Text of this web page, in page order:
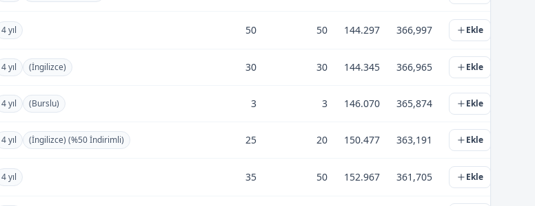
4 yıl 50 50 144.297 366,997 Ekle
4 yıl (İngilizce) 30 30 144.345 366,965 Ekle
4 yıl (Burslu) 3 3 146.070 365,874 Ekle
4 yıl (İngilizce) (%50 İndirimli) 25 20 150.477 363,191 Ekle
4 yıl 35 50 152.967 361,705 Ekle